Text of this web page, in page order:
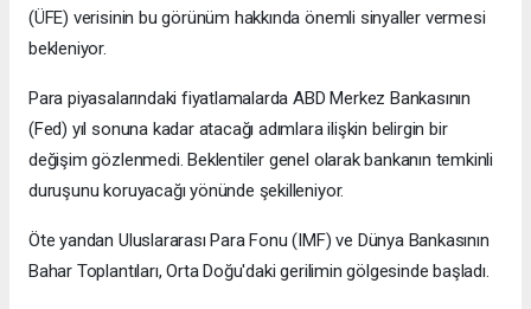
(ÜFE) verisinin bu görünüm hakkında önemli sinyaller vermesi
bekleniyor.
Para piyasalarındaki fiyatlamalarda ABD Merkez Bankasının
(Fed) yıl sonuna kadar atacağı adımlara ilişkin belirgin bir
değişim gözlenmedi. Beklentiler genel olarak bankanın temkinli
duruşunu koruyacağı yönünde şekilleniyor.
Öte yandan Uluslararası Para Fonu (IMF) ve Dünya Bankasının
Bahar Toplantıları, Orta Doğu'daki gerilimin gölgesinde başladı.